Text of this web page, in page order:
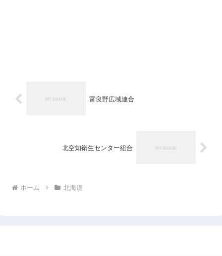
富良野広域連合
北空知衛生センター組合
ホーム 北海道